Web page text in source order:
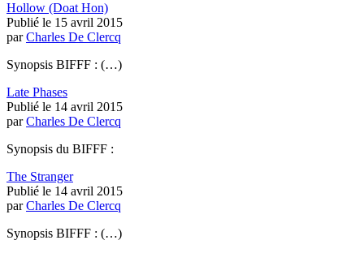
Hollow (Doat Hon)
Publié le 15 avril 2015
parCharles De Clercq
Synopsis BIFFF : (…)
Late Phases
Publié le 14 avril 2015
parCharles De Clercq
Synopsis du BIFFF :
The Stranger
Publié le 14 avril 2015
parCharles De Clercq
Synopsis BIFFF : (…)